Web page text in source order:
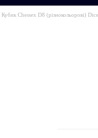
Кубик Chessex D8 (різнокольорові) Dice